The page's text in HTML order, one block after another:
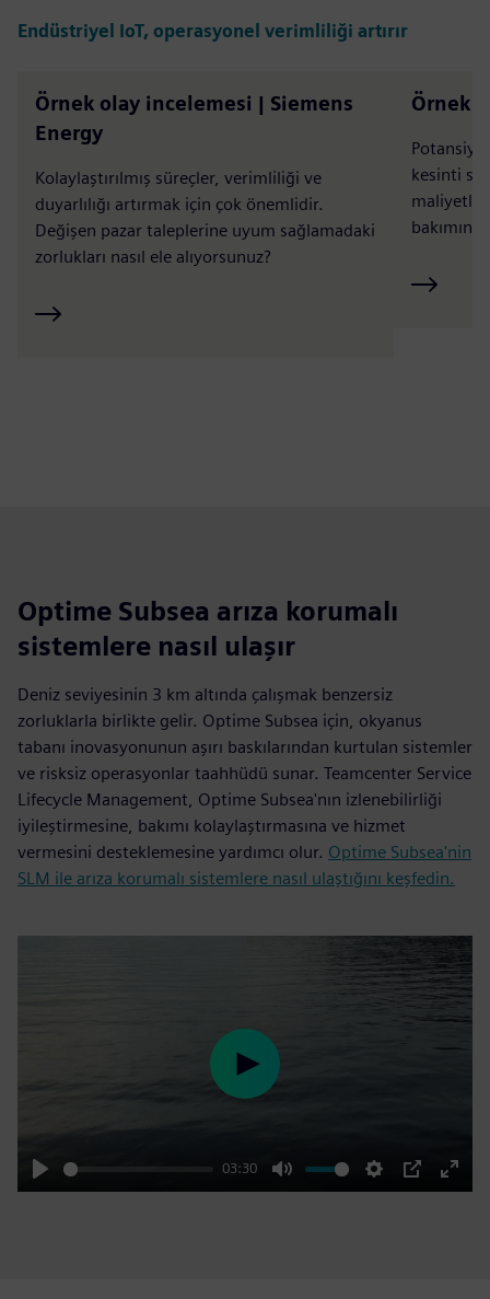
Endüstriyel IoT, operasyonel verimliliği artırır
Örnek olay incelemesi | Siemens
Energy
Kolaylaştırılmış süreçler, verimliliği ve
duyarlılığı artırmak için çok önemlidir.
Değişen pazar taleplerine uyum sağlamadaki
zorlukları nasıl ele alıyorsunuz?
Örnek
kesinti
bakımın
Optime Subsea arıza korumalı
sistemlere nasıl ulaşır
Deniz seviyesinin 3 km altında çalışmak benzersiz
zorluklarla birlikte gelir. Optime Subsea için, okyanus
tabanı inovasyonunun aşırı baskılarından kurtulan sistemler
ve risksiz operasyonlar taahhüdü sunar. Teamcenter Service
Lifecycle Management, Optime Subsea'nın izlenebilirliği
iyileştirmesine, bakımı kolaylaştırmasına ve hizmet
vermesini desteklemesine yardımcı olur. Optime Subsea'nin
SLM ile arıza korumalı sistemlere nasıl ulaştığını keşfedin.
Play
03:30
Mute Settings
PIP
Enter
Play